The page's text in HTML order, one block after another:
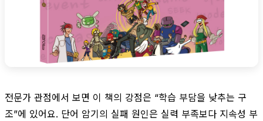
전문가 관점에서 보면 이 책의 강점은 “학습 부담을 낮추는 구
조”에 있어요. 단어 암기의 실패 원인은 실력 부족보다 지속성 부